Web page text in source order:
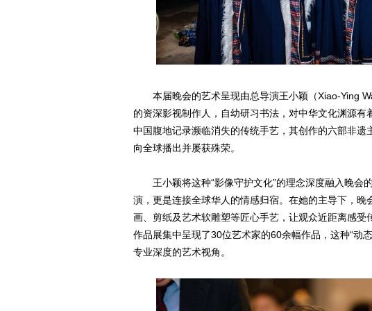
本届晚会的艺术呈现由总导演王小颖（Xiao-Ying
的资深影视制作人，自幼研习书法，对中华文化渊源
中国腹地记录濒临消失的传统手艺，其创作的六部非
向全球播出并屡获殊荣。
王小颖将这种“影像守护文化”的理念深度融入晚
演，更是连接全球华人的情感归宿。在她的主导下，
画、剪纸及艺术软雕塑等匠心手艺，让观众近距离感
作品展集中呈现了30位艺术家的60余幅作品，这种“动
专业深度的艺术视角。